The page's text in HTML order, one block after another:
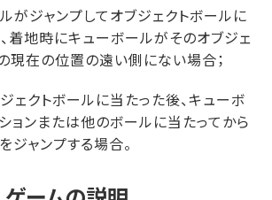
がジャンプしてオブジェクトボールに
着地時にキューボールがそのオブジェ
現在の位置の遠い側にない場合；
ェクトボールに当たった後、キューボ
ョンまたは他のボールに当たってから
ジャンプする場合。